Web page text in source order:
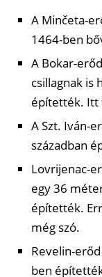
A Minčeta-
1464-ben
A Bokar-
csillagnak is
építették. Itt
A Szt. Iván-
században
Lovrijenac-
egy 36
építették.
még szó.
Revelin-
ben